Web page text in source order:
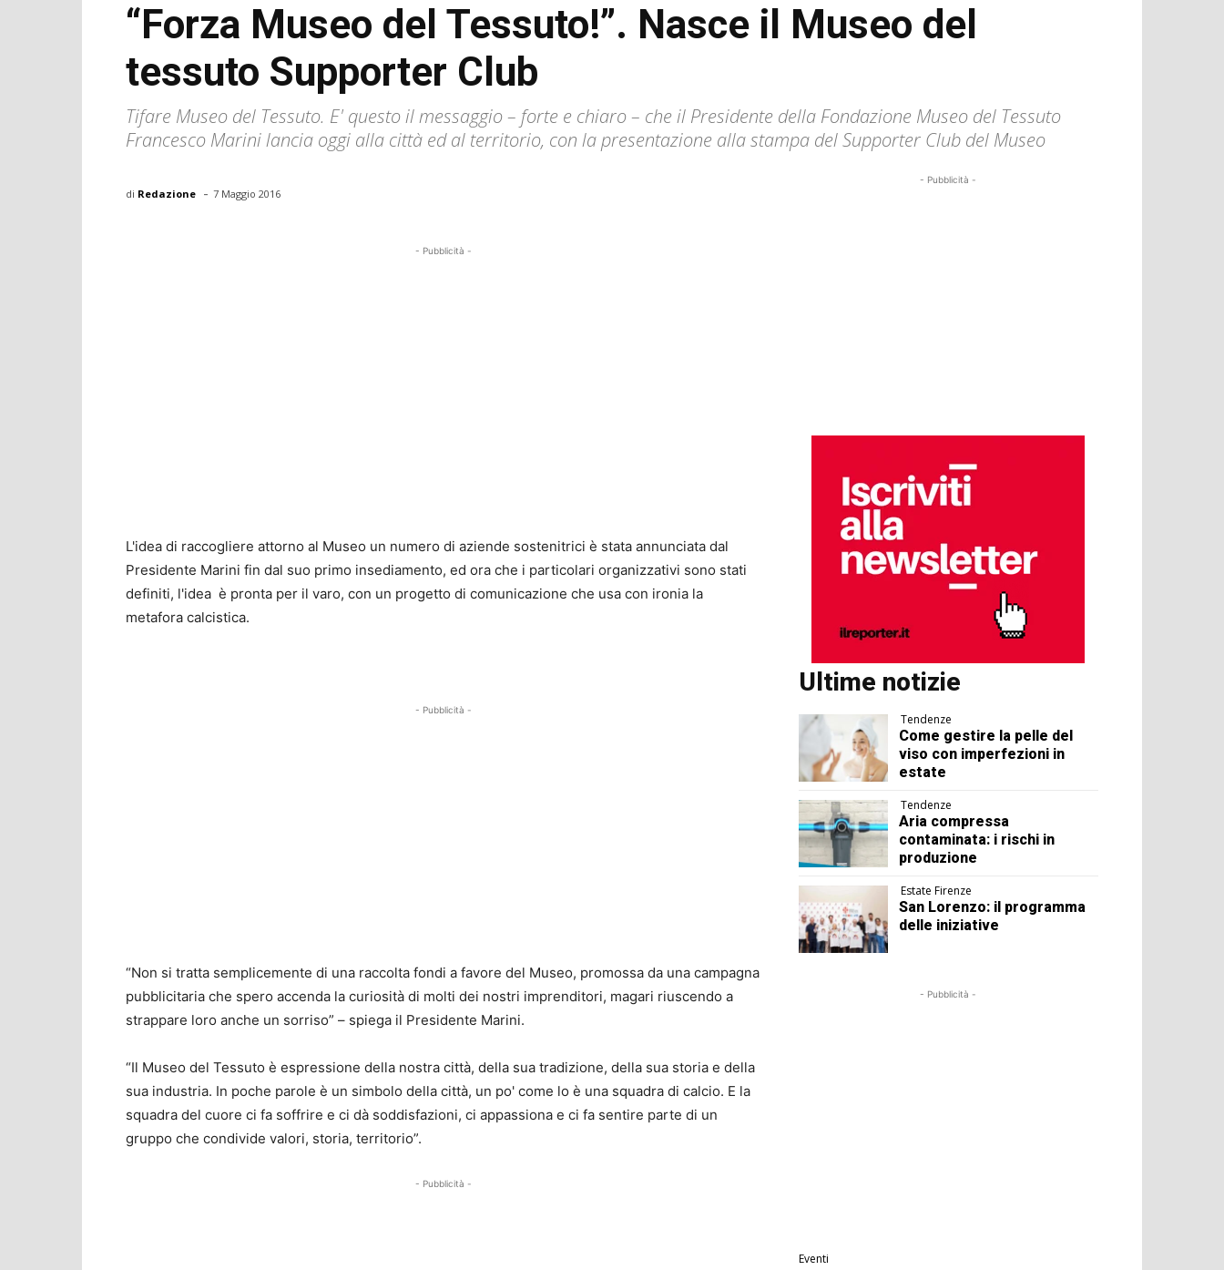
“Forza Museo del Tessuto!”. Nasce il Museo del
tessuto Supporter Club
Tifare Museo del Tessuto. E' questo il messaggio – forte e chiaro – che il Presidente della Fondazione Museo del Tessuto
Francesco Marini lancia oggi alla città ed al territorio, con la presentazione alla stampa del Supporter Club del Museo
di Redazione - 7 Maggio 2016
- Pubblicità -
L'idea di raccogliere attorno al Museo un numero di aziende sostenitrici è stata annunciata dal
Presidente Marini fin dal suo primo insediamento, ed ora che i particolari organizzativi sono stati
definiti, l'idea è pronta per il varo, con un progetto di comunicazione che usa con ironia la
metafora calcistica.
- Pubblicità -
“Non si tratta semplicemente di una raccolta fondi a favore del Museo, promossa da una campagna
pubblicitaria che spero accenda la curiosità di molti dei nostri imprenditori, magari riuscendo a
strappare loro anche un sorriso” – spiega il Presidente Marini.
“Il Museo del Tessuto è espressione della nostra città, della sua tradizione, della sua storia e della
sua industria. In poche parole è un simbolo della città, un po' come lo è una squadra di calcio. E la
squadra del cuore ci fa soffrire e ci dà soddisfazioni, ci appassiona e ci fa sentire parte di un
gruppo che condivide valori, storia, territorio”.
- Pubblicità -
- Pubblicità -
Ultime notizie
Tendenze
Come gestire la pelle del
viso con imperfezioni in
estate
Tendenze
Aria compressa
contaminata: i rischi in
produzione
Estate Firenze
San Lorenzo: il programma
delle iniziative
- Pubblicità -
Eventi